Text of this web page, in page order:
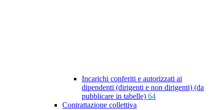
Incarichi conferiti e autorizzati ai
dipendenti (dirigenti e non dirigenti) (da
pubblicare in tabelle) 64
Contrattazione collettiva